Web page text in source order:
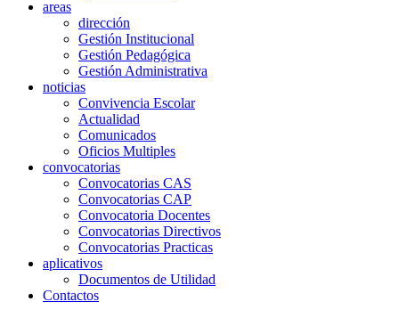
areas
dirección
Gestión Institucional
Gestión Pedagógica
Gestión Administrativa
noticias
Convivencia Escolar
Actualidad
Comunicados
Oficios Multiples
convocatorias
Convocatorias CAS
Convocatorias CAP
Convocatoria Docentes
Convocatorias Directivos
Convocatorias Practicas
aplicativos
Documentos de Utilidad
Contactos